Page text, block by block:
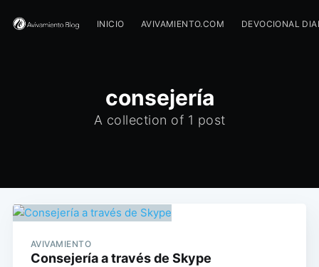
INICIO AVIVAMIENTO.COM DEVOCIONAL
consejería
A collection of 1 post
AVIVAMIENTO
Consejería a través de Skype